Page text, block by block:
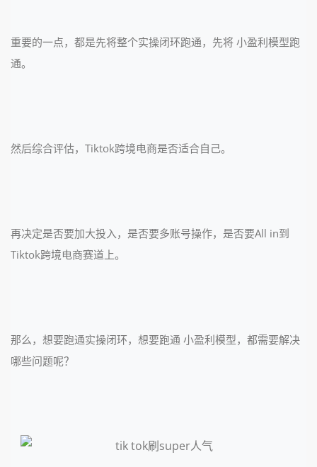
重要的一点，都是先将整个实操闭环跑通，先将 小盈利模型跑
通。
然后综合评估，Tiktok跨境电商是否适合自己。
再决定是否要加大投入，是否要多账号操作，是否要All in到
Tiktok跨境电商赛道上。
那么，想要跑通实操闭环，想要跑通 小盈利模型，都需要解决
哪些问题呢？